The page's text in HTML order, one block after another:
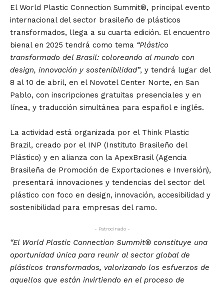
El World Plastic Connection Summit®, principal evento
internacional del sector brasileño de plásticos
transformados, llega a su cuarta edición. El encuentro
bienal en 2025 tendrá como tema “Plástico
transformado del Brasil: coloreando al mundo con
design, innovación y sostenibilidad”, y tendrá lugar del
8 al 10 de abril, en el Novotel Center Norte, en San
Pablo, con inscripciones gratuitas presenciales y en
línea, y traducción simultánea para español e inglés.
La actividad está organizada por el Think Plastic
Brazil, creado por el INP (Instituto Brasileño del
Plástico) y en alianza con la ApexBrasil (Agencia
Brasileña de Promoción de Exportaciones e Inversión),
presentará innovaciones y tendencias del sector del
plástico con foco en design, innovación, accesibilidad y
sostenibilidad para empresas del ramo.
- Patrocinado -
“El World Plastic Connection Summit® constituye una
oportunidad única para reunir al sector global de
plásticos transformados, valorizando los esfuerzos de
aquellos que están invirtiendo en el proceso de